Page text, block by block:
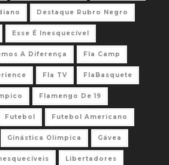
Destaque Rubro Negro
Esse É Inesquecível
A Diferença Fla Camp
Fla TV FlaBasquete
Flamengo De 19
Futebol Futebol Americano
Ginástica Olimpica Gávea
Libertadores